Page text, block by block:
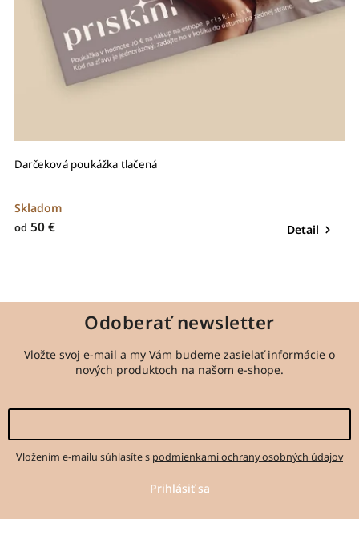
Darčeková poukážka tlačená
Skladom
od 50 € Detail
Odoberať newsletter
Vložte svoj e-mail a my Vám budeme zasielať informácie o
nových produktoch na našom e-shope.
Vložením e-mailu súhlasíte s podmienkami ochrany osobných údajov
Prihlásiť sa